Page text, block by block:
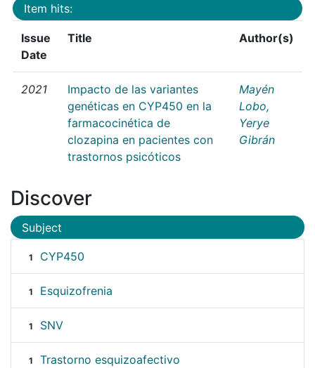
Item hits:
Issue
Date
Title Author(s)
2021
Impacto de las variantes
genéticas en CYP450 en la
farmacocinética de
clozapina en pacientes con
trastornos psicóticos
Mayén
Lobo,
Yerye
Gibrán
Discover
Subject
1 CYP450
1 Esquizofrenia
1 SNV
1 Trastorno esquizoafectivo